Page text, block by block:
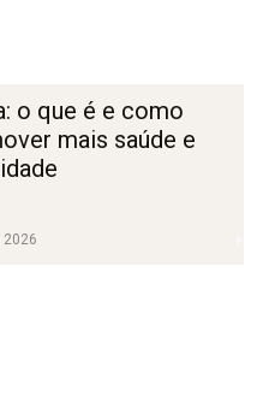
2026
o que é e como
mais saúde e